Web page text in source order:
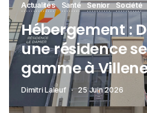
Actualités Santé Senior Société
Hébergement :
une résidence
gamme à
Dimitri Laleuf 25 Juin 2026